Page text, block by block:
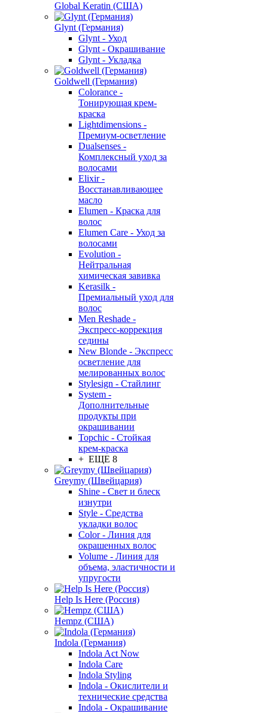
Global Keratin (США)
Glynt (Германия)
Glynt - Уход
Glynt - Окрашивание
Glynt - Укладка
Goldwell (Германия)
Colorance -
Тонирующая крем-
краска
Lightdimensions -
Премиум-осветление
Dualsenses -
Комплексный уход за
волосами
Elixir -
Восстанавливающее
масло
Elumen - Краска для
волос
Elumen Care - Уход за
волосами
Evolution -
Нейтральная
химическая завивка
Kerasilk -
Премиальный уход для
волос
Men Reshade -
Экспресс-коррекция
седины
New Blonde - Экспресс
осветление для
мелированных волос
Stylesign - Стайлинг
System -
Дополнительные
продукты при
окрашивании
Topchic - Стойкая
крем-краска
+ ЕЩЕ 8
Greymy (Швейцария)
Shine - Свет и блеск
изнутри
Style - Средства
укладки волос
Color - Линия для
окрашенных волос
Volume - Линия для
объема, эластичности и
упругости
Help Is Here (Россия)
Hempz (США)
Indola (Германия)
Indola Act Now
Indola Care
Indola Styling
Indola - Окислители и
технические средства
Indola - Окрашивание